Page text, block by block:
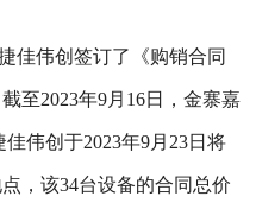
佳伟创签订了《购销合同
至2023年9月16日，金寨嘉
伟创于2023年9月23日将
，该34台设备的合同总价